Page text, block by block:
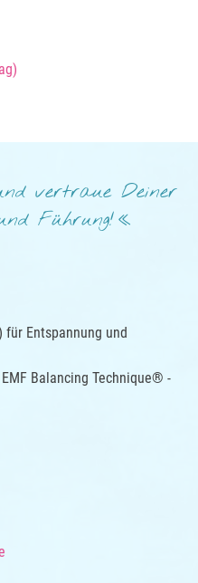
vertraue Deiner
Führung!
für Entspannung und
Balancing Technique® -